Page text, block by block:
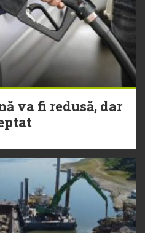
va fi redusă, dar